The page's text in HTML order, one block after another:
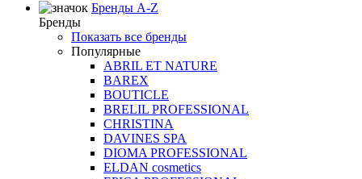
Бренды A-Z
Бренды
Показать все бренды
Популярные
ABRIL ET NATURE
BAREX
BOUTICLE
BRELIL PROFESSIONAL
CHRISTINA
DAVINES SPA
DIOMA PROFESSIONAL
ELDAN cosmetics